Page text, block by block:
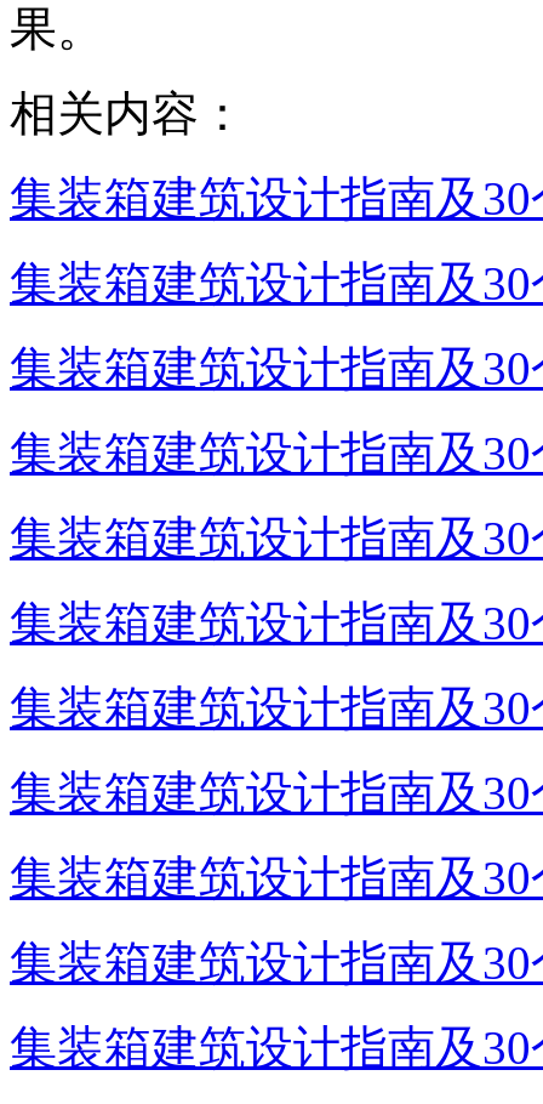
果。
相关内容：
集装箱建筑设计指南及
集装箱建筑设计指南及
集装箱建筑设计指南及
集装箱建筑设计指南及
集装箱建筑设计指南及
集装箱建筑设计指南及
集装箱建筑设计指南及
集装箱建筑设计指南及
集装箱建筑设计指南及
集装箱建筑设计指南及
集装箱建筑设计指南及